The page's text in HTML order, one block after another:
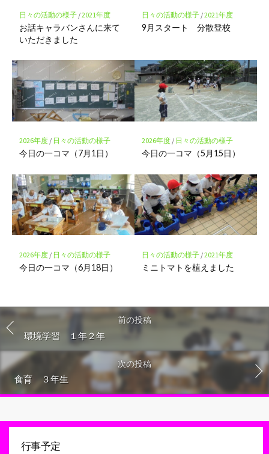
存
日々の活動の様子/2021年度
お話キャラバンさんに来て
いただきました
日々の活動の様子/2021年度
9月スタート 分散登校
2026年度/ 日々の活動の様子
今日の一コマ（7月1日）
2026年度/ 日々の活動の様子
今日の一コマ（5月15日）
2026年度/ 日々の活動の様子
今日の一コマ（6月18日）
日々の活動の様子/2021年度
ミニトマトを植えました
前の投稿
環境学習 １年２年
次の投稿
食育 ３年生
行事予定